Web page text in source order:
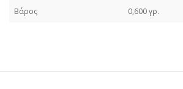
Βάρος 0,600 γρ.